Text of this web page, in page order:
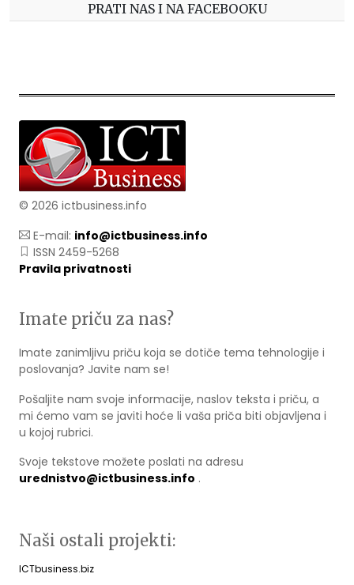
PRATI NAS I NA FACEBOOKU
© 2026 ictbusiness.info
E-mail: info@ictbusiness.info
ISSN 2459-5268
Pravila privatnosti
Imate priču za nas?
Imate zanimljivu priču koja se dotiče tema tehnologije i
poslovanja? Javite nam se!
Pošaljite nam svoje informacije, naslov teksta i priču, a
mi ćemo vam se javiti hoće li vaša priča biti objavljena i
u kojoj rubrici.
Svoje tekstove možete poslati na adresu
urednistvo@ictbusiness.info .
Naši ostali projekti:
ICTbusiness.biz